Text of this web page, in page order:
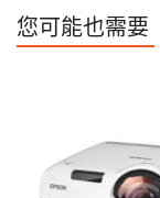
您可能也需要